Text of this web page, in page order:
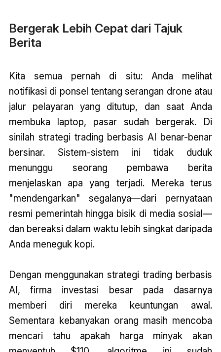
Bergerak Lebih Cepat dari Tajuk
Berita
Kita semua pernah di situ: Anda melihat
notifikasi di ponsel tentang serangan drone atau
jalur pelayaran yang ditutup, dan saat Anda
membuka laptop, pasar sudah bergerak. Di
sinilah strategi trading berbasis AI benar-benar
bersinar. Sistem-sistem ini tidak duduk
menunggu seorang pembawa berita
menjelaskan apa yang terjadi. Mereka terus
"mendengarkan" segalanya—dari pernyataan
resmi pemerintah hingga bisik di media sosial—
dan bereaksi dalam waktu lebih singkat daripada
Anda meneguk kopi.
Dengan menggunakan strategi trading berbasis
AI, firma investasi besar pada dasarnya
memberi diri mereka keuntungan awal.
Sementara kebanyakan orang masih mencoba
mencari tahu apakah harga minyak akan